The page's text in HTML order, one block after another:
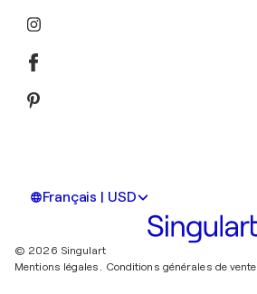
Français | USD
© 2026 Singulart
Mentions légales.
Conditions générales de vente